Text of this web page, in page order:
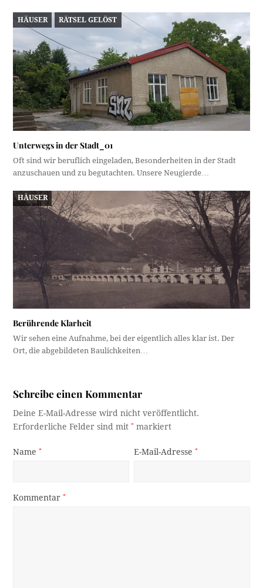
HÄUSER RÄTSEL GELÖST
Unterwegs in der Stadt_01
Oft sind wir beruflich eingeladen, Besonderheiten in der Stadt
anzuschauen und zu begutachten. Unsere Neugierde…
HÄUSER
Berührende Klarheit
Wir sehen eine Aufnahme, bei der eigentlich alles klar ist. Der
Ort, die abgebildeten Baulichkeiten…
Schreibe einen Kommentar
Deine E-Mail-Adresse wird nicht veröffentlicht.
Erforderliche Felder sind mit* markiert
Name* E-Mail-Adresse*
Kommentar*